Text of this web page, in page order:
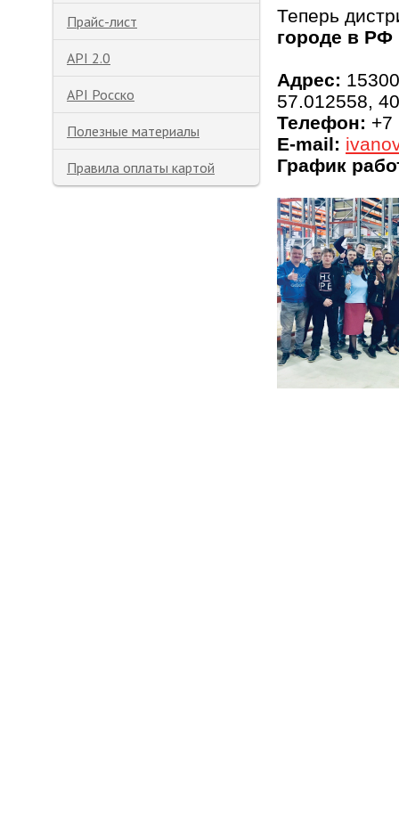
Прайс-лист
API 2.0
API Росско
Полезные материалы
Правила оплаты картой
Теперь
городе в РФ
Адрес:
57.012558,
Телефон: +7
E-mail:
График